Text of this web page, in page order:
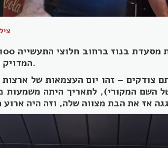
המדויק היה 4 ביולי, 2012.
צודקים – זהו יום העצמאות של
השם המקורי), לתאריך היתה משמעות